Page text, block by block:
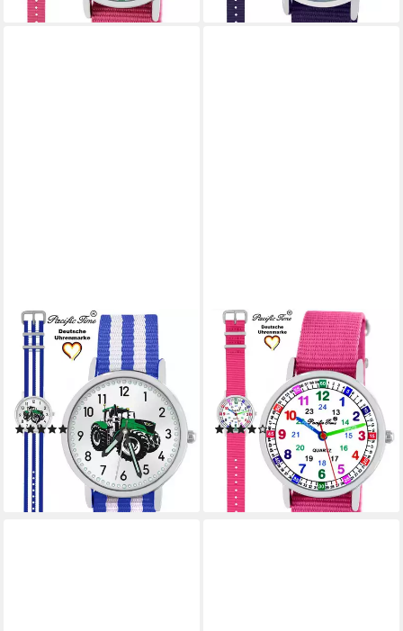
PACIFIC TIME
Quarzuhr Kinder Armbanduhr
Traktor grün
Wechselarmband, Mix und
Match Design - Gratis
Versand
(1)
29,99 €
lieferbar - in 2-3 Werktagen bei dir
+16
PACIFIC TIME
Quarzuhr Kinder Armbanduhr
Lernuhr nachhaltiges
Wechselarmband, Mix und
Match Design - Gratis
Versand
(9)
29,99 €
lieferbar - in 2-3 Werktagen bei dir
+1